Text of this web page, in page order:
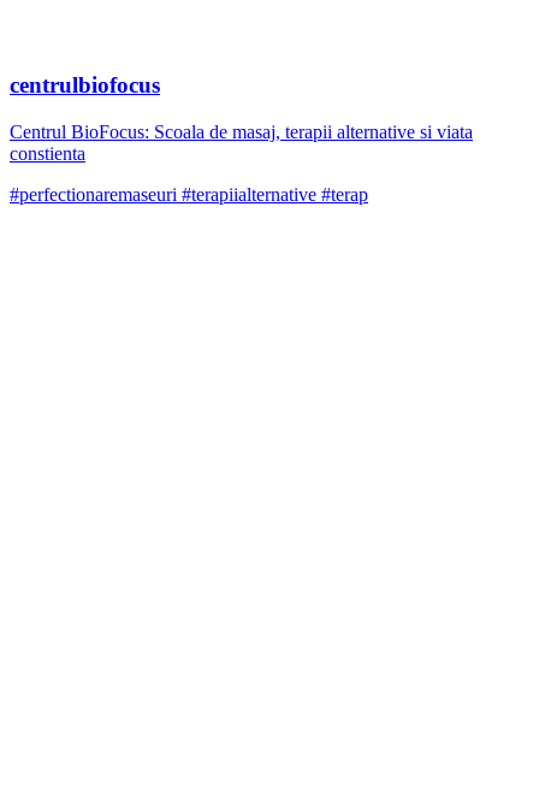
centrulbiofocus
Centrul BioFocus: Scoala de masaj, terapii alternative si viata
constienta
#perfectionaremaseuri #terapiialternative #terap